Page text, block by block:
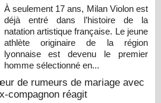
À seulement 17 ans, Milan Violon est
déjà entré dans l’histoire de la
natation artistique française. Le jeune
athlète originaire de la région
lyonnaise est devenu le premier
homme sélectionné en...
de rumeurs de mariage avec
compagnon réagit